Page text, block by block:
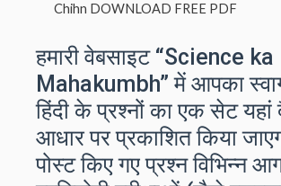
Chihn DOWNLOAD FREE PDF
हमारी वेबसाइट “Science ka
Mahakumbh” में आपका
हिंदी के प्रश्नों का एक सेट यहां
आधार पर प्रकाशित किया
पोस्ट किए गए प्रश्न विभिन्न